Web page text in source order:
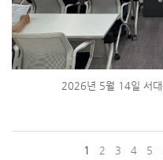
2026년 5월 14일 서대
1 2 3 4 5